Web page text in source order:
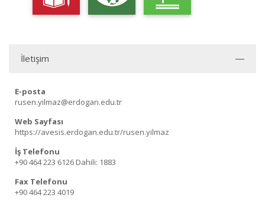
İletişim
E-posta
rusen.yilmaz@erdogan.edu.tr
Web Sayfası
https://avesis.erdogan.edu.tr/rusen.yilmaz
İş Telefonu
+90 464 223 6126 Dahili: 1883
Fax Telefonu
+90 464 223 4019